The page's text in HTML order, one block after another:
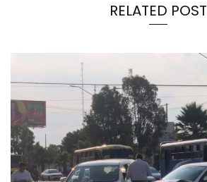
RELATED POST